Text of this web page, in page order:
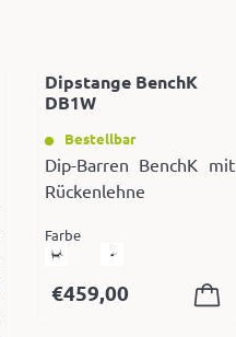
Dipstange BenchK
DB1W
Bestellbar
Dip-Barren BenchK mit
Rückenlehne
Farbe
€459,00